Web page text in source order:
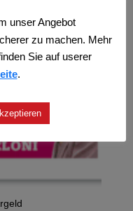
unser Angebot
zu machen. Mehr
Sie auf userer
.